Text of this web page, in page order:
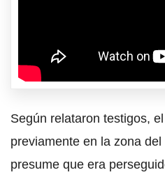
Según relataron testigos,
previamente en la zona
presume que era